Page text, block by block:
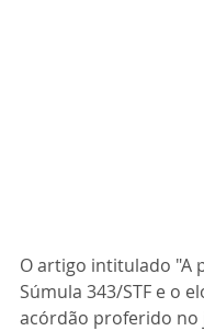
O artigo intitulado "A
Súmula 343/STF e o
acórdão proferido no